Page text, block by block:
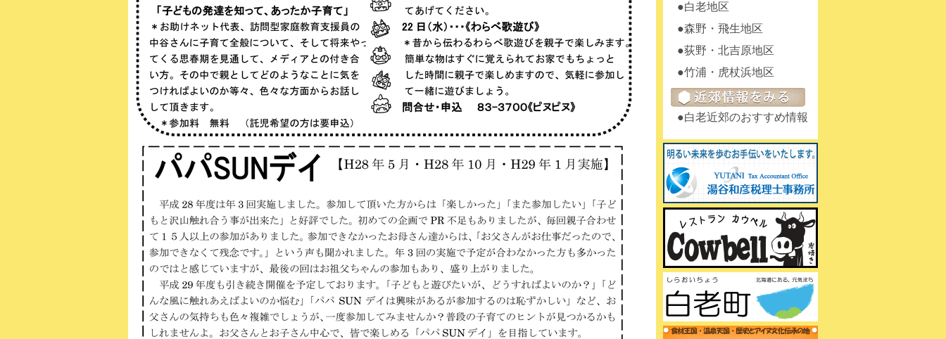
白老地区
森野・飛生地区
荻野・北吉原地区
竹浦・虎杖浜地区
白老近郊のおすすめ情報